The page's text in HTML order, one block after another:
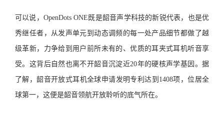
可以说，OpenDots ONE既是韶音声学科技的新锐代表，也是优
秀继任者，从发声单元到动态调频的每一处产品细节都做了越
级革新，力争给到用户前所未有的、优质的耳夹式耳机听音享
受。这背后自然也离不开韶音沉淀近20年的硬核声学基因。据
了解，韶音开放式耳机全球申请发明专利达到1408项，位居全
球第一，这便是韶音领航开放聆听的底气所在。